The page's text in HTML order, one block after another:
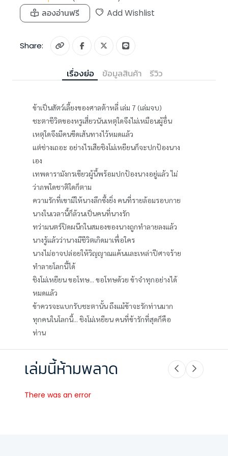
ลองอ่านฟรี Add Wishlist
Share:
เรื่องย่อ ข้อมูลสินค้า รีวิว
ข้าเป็นสัตว์เลี้ยงของศาลต้าหลี่ เล่ม 7 (เล่มจบ)
ชะตาชีวิตของหรูเสี่ยวนันเหตุใดจึงไม่เหมือนผู้อื่น
เหตุใดจึงมีคนขีดเส้นทางไว้หมดแล้ว
แต่ช่างเถอะ อย่างไรเสียชิงโม่เหยียนก็จะปกป้องนาง
เอง
เทพดารามังกรเขียวผู้นี้พร้อมปกป้องนางอยู่แล้ว ไม่
ว่าภพใดชาติใดก็ตาม
ความรักที่เขามีให้นางลึกซึ้งยิ่ง คนที่รายล้อมรอบกาย
นางในเวลานี้ก็ล้วนเป็นคนที่นางรัก
ทว่ามนตร์ปิดผนึกในสมองของนางถูกทำลายลงแล้ว
นางรู้แล้วว่านางมีชีวิตเกิดมาเพื่อใคร
นางไม่อาจปล่อยให้วิญญาณแค้นและเหล่าปีศาจร้าย
ทำลายโลกนี้ได้
ชิงโม่เหยียน ขอโทษ... ขอโทษด้วย ข้าจำทุกอย่างได้
หมดแล้ว
ข้าควรจะแบกรับชะตานั้น ถึงแม้ข้าจะรักท่านมาก
ทุกคนในโลกนี้... ชิงโม่เหยียน คนที่ข้ารักที่สุดก็คือ
ท่าน
เล่มนี้ห้ามพลาด
There was an error